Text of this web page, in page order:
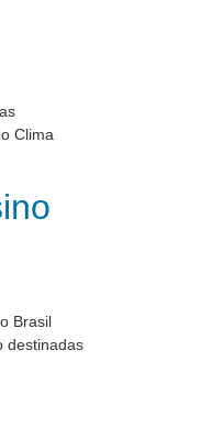
Clima
Brasil
destinadas